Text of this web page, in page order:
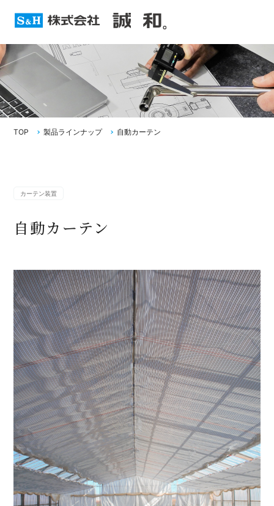
TOP 製品ラインナップ 自動カーテン
カーテン装置
自動カーテン